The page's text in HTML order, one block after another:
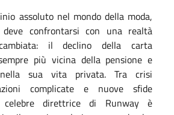
assoluto nel mondo della moda,
confrontarsi con una realtà
il declino della carta
più vicina della pensione e
sua vita privata. Tra crisi
complicate e nuove sfide
celebre direttrice di Runway è